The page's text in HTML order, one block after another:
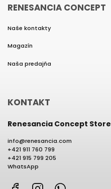
RENESANCIA CONCEPT
Naše kontakty
Magazín
Naša predajňa
KONTAKT
Renesancia Concept Store
info@renesancia.com
+421 911 760 799
+421 915 799 205
WhatsApp
FacebookInstagram